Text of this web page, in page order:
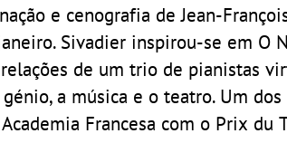
e cenografia de Jean-
Sivadier inspirou-se em O
de um trio de pianistas
a música e o teatro. Um
Francesa com o Prix du